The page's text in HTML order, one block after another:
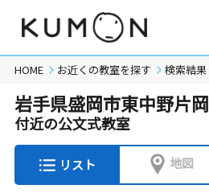
HOME お近くの教室を探す 検索結果
岩手県盛岡市東中野片岡
付近の公文式教室
リスト 地図